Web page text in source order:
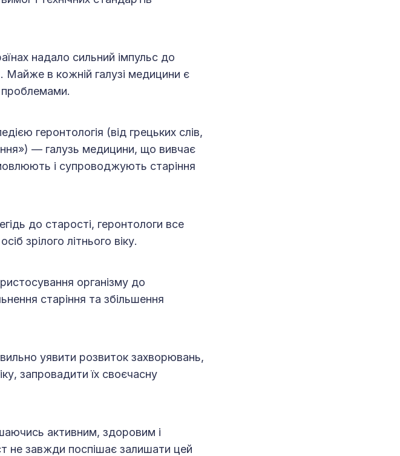
надало сильний імпульс до
Майже в кожній галузі медицини є
проблемами.
геронтологія (від грецьких слів,
— галузь медицини, що вивчає
і супроводжують старіння
до старості, геронтологи все
зрілого літнього віку.
організму до
старіння та збільшення
уявити розвиток захворювань,
запровадити їх своєчасну
активним, здоровим і
не завжди поспішає залишати цей